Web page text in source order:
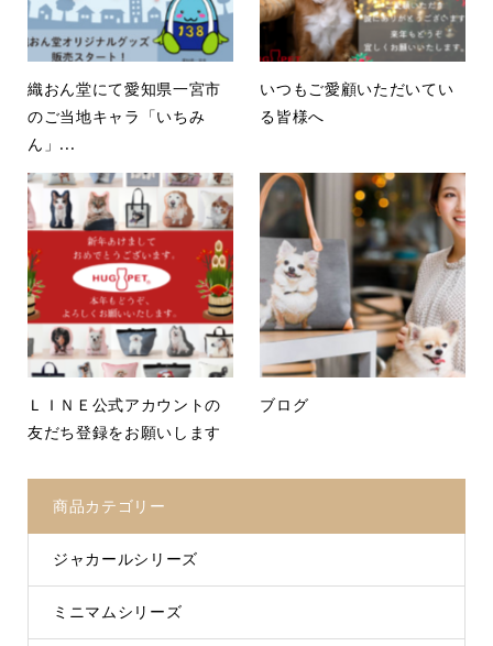
織おん堂にて愛知県一宮市
のご当地キャラ「いちみ
ん」...
いつもご愛顧いただいてい
る皆様へ
ＬＩＮＥ公式アカウントの
友だち登録をお願いします
ブログ
商品カテゴリー
ジャカールシリーズ
ミニマムシリーズ